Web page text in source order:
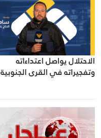
الاحتلال يواصل اعتداءاته
وتفجيراته في القرى الجنوبية